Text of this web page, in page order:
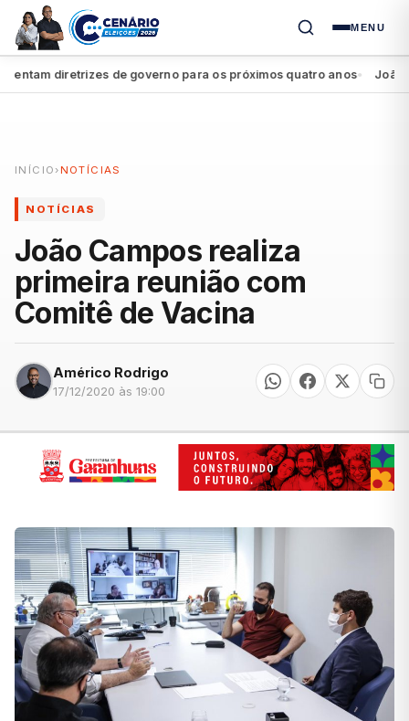
MENU
diretrizes de governo para os próximos quatro anos● João
INÍCIO › NOTÍCIAS
NOTÍCIAS
João Campos realiza
primeira reunião com
Comitê de Vacina
Américo Rodrigo
17/12/2020 às 19:00